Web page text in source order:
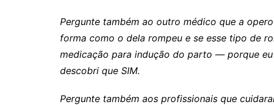
Pergunte também ao outro médico que a
forma como o dela rompeu e se esse tipo de
medicação para indução do parto — porque
descobri que SIM.
Pergunte também aos profissionais que